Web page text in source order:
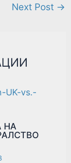
Next Post →
НА